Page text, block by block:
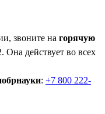
звоните на горячую
Она действует во всех
: +7 800 222-